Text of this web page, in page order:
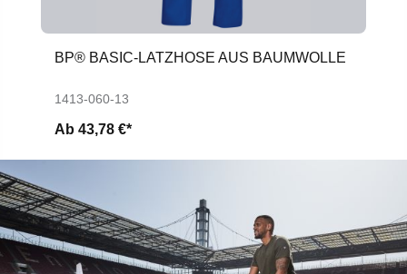
BP® BASIC-LATZHOSE AUS BAUMWOLLE
1413-060-13
Ab 43,78 €*